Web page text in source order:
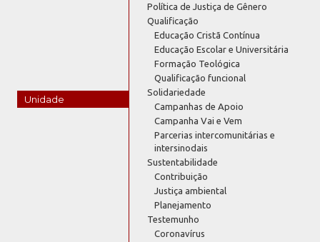
Unidade
Política de Justiça de Gênero
Qualificação
Educação Cristã Contínua
Educação Escolar e Universitária
Formação Teológica
Qualificação funcional
Solidariedade
Campanhas de Apoio
Campanha Vai e Vem
Parcerias intercomunitárias e
intersinodais
Sustentabilidade
Contribuição
Justiça ambiental
Planejamento
Testemunho
Coronavírus